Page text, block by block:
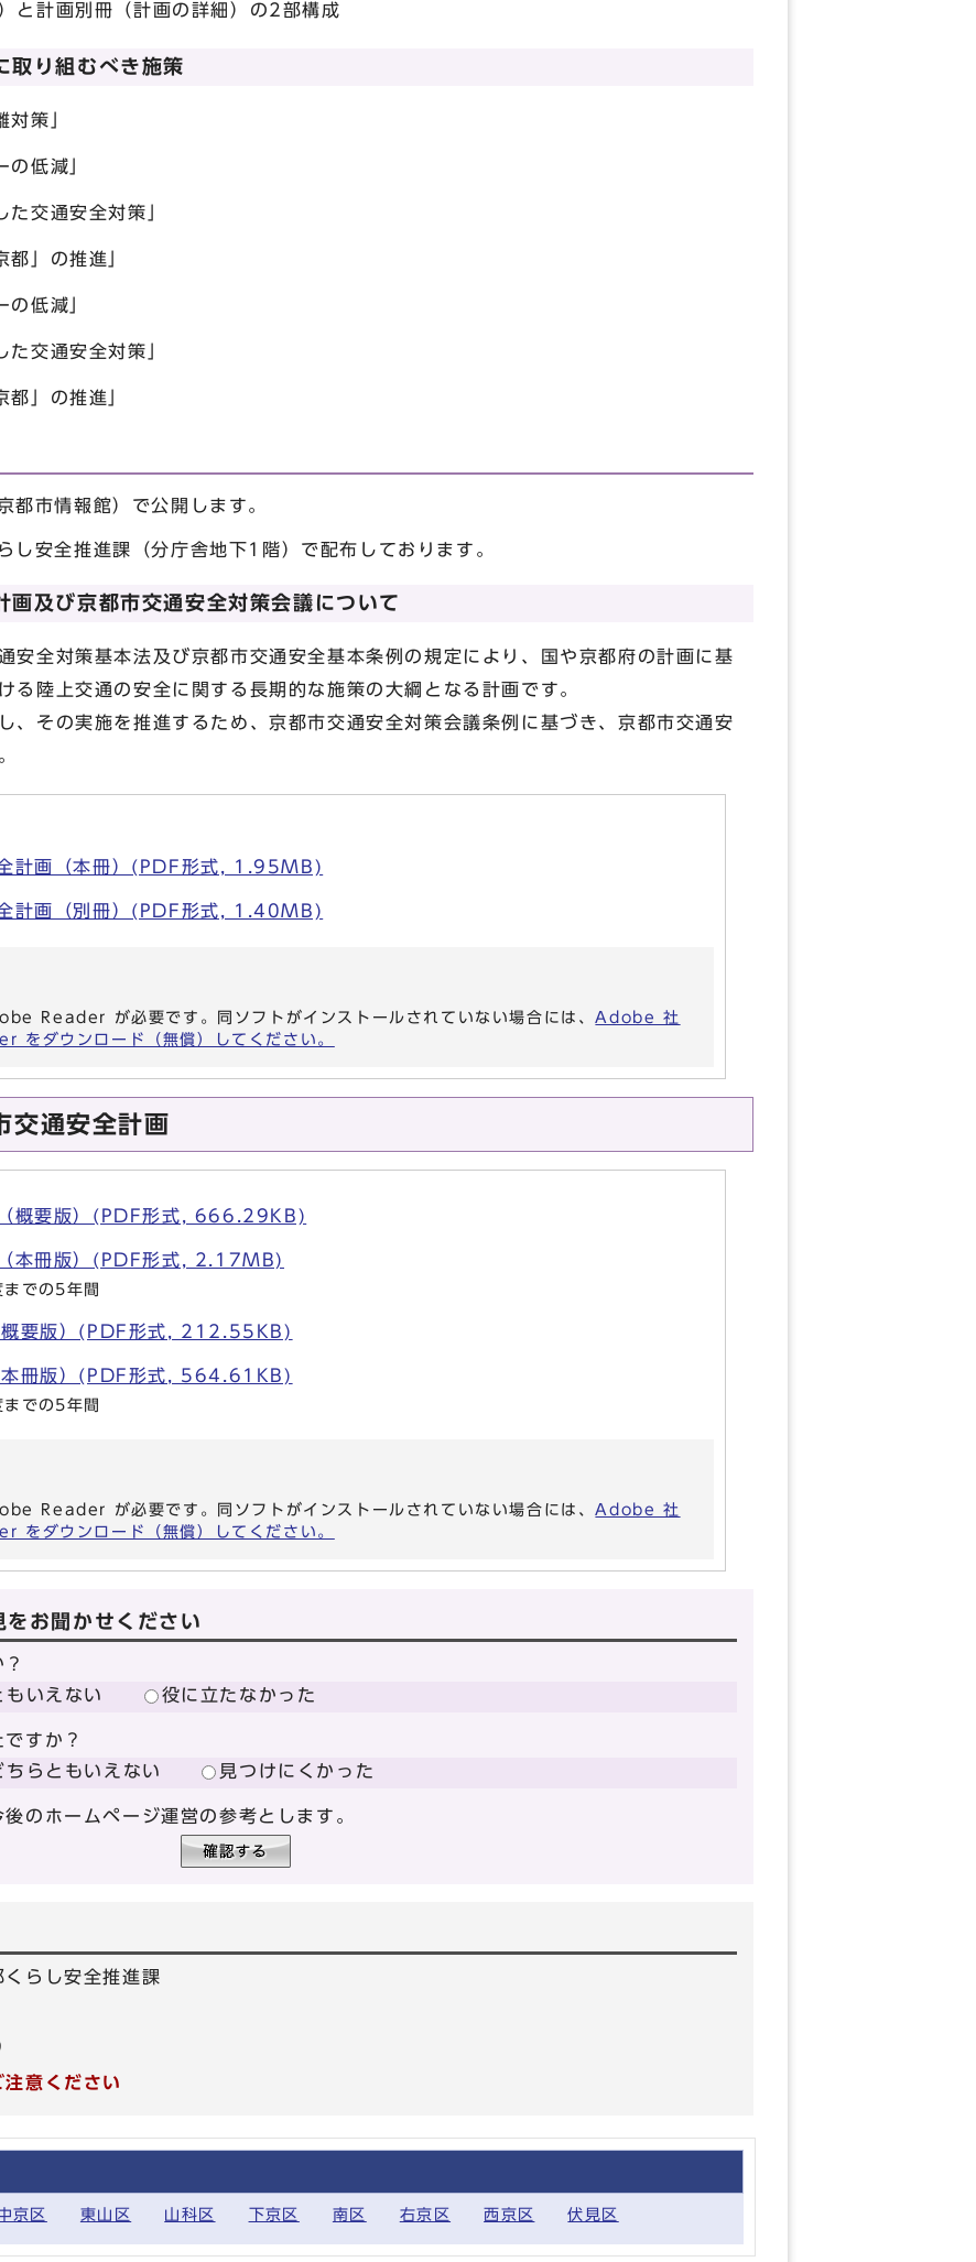
と計画別冊（計画の詳細）の2部構成
取り組むべき施策
策」
低減」
交通安全対策」
」の推進」
低減」
交通安全対策」
」の推進」
都市情報館）で公開します。
し安全推進課（分庁舎地下1階）で配布しております。
画及び京都市交通安全対策会議について
全対策基本法及び京都市交通安全基本条例の規定により、国や京都府の計画に基
る陸上交通の安全に関する長期的な施策の大綱となる計画です。
その実施を推進するため、京都市交通安全対策会議条例に基づき、京都市交通安
計画（本冊）(PDF形式, 1.95MB)
計画（別冊）(PDF形式, 1.40MB)
Reader が必要です。同ソフトがインストールされていない場合には、Adobe 社
ダウンロード（無償）してください。
交通安全計画
概要版）(PDF形式, 666.29KB)
本冊版）(PDF形式, 2.17MB)
での5年間
概要版）(PDF形式, 212.55KB)
本冊版）(PDF形式, 564.61KB)
での5年間
Reader が必要です。同ソフトがインストールされていない場合には、Adobe 社
ダウンロード（無償）してください。
お聞かせください
もいえない 役に立たなかった
すか？
ちらともいえない 見つけにくかった
のホームページ運営の参考とします。
らし安全推進課
意ください
京区 東山区 山科区 下京区 南区 右京区 西京区 伏見区